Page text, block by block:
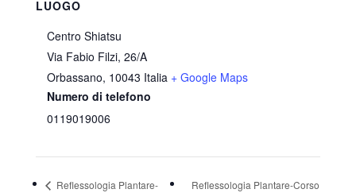
LUOGO
Centro Shiatsu
Via Fabio Filzi, 26/A
Orbassano, 10043 Italia + Google Maps
Numero di telefono
0119019006
Reflessologia Plantare-
Reflessologia Plantare-Corso